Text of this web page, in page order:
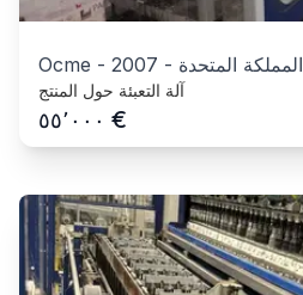
Ocme - 2007 - المملكة المتحدة
آلة التعبئة حول المنتج
٥٥٬٠٠٠ €